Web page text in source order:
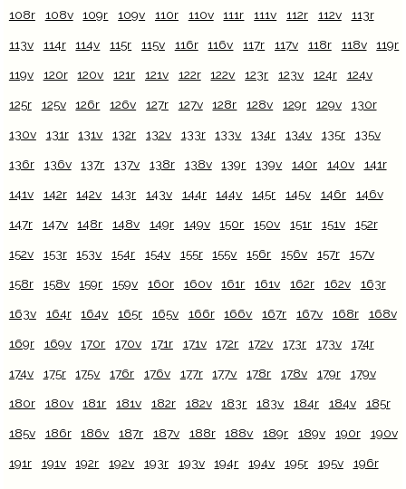
108r 108v 109r 109v 110r 110v 111r 111v 112r 112v 113r
113v 114r 114v 115r 115v 116r 116v 117r 117v 118r 118v 119r
119v 120r 120v 121r 121v 122r 122v 123r 123v 124r 124v
125r 125v 126r 126v 127r 127v 128r 128v 129r 129v 130r
130v 131r 131v 132r 132v 133r 133v 134r 134v 135r 135v
136r 136v 137r 137v 138r 138v 139r 139v 140r 140v 141r
141v 142r 142v 143r 143v 144r 144v 145r 145v 146r 146v
147r 147v 148r 148v 149r 149v 150r 150v 151r 151v 152r
152v 153r 153v 154r 154v 155r 155v 156r 156v 157r 157v
158r 158v 159r 159v 160r 160v 161r 161v 162r 162v 163r
163v 164r 164v 165r 165v 166r 166v 167r 167v 168r 168v
169r 169v 170r 170v 171r 171v 172r 172v 173r 173v 174r
174v 175r 175v 176r 176v 177r 177v 178r 178v 179r 179v
180r 180v 181r 181v 182r 182v 183r 183v 184r 184v 185r
185v 186r 186v 187r 187v 188r 188v 189r 189v 190r 190v
191r 191v 192r 192v 193r 193v 194r 194v 195r 195v 196r